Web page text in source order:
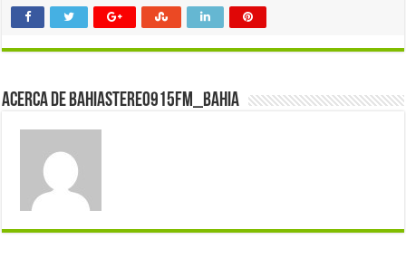
Acerca de bahiastereo915fm_bahia